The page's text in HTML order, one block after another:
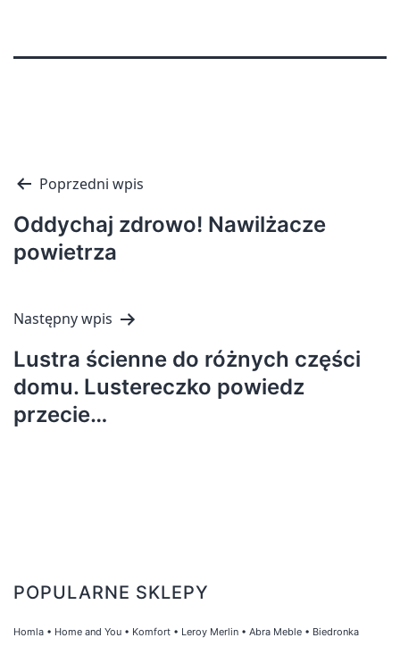
Nawigacja
wpisu
Poprzedni wpis
Oddychaj zdrowo! Nawilżacze
powietrza
Następny wpis
Lustra ścienne do różnych części
domu. Lustereczko powiedz
przecie…
POPULARNE SKLEPY
Homla • Home and You • Komfort • Leroy Merlin • Abra Meble • Biedronka